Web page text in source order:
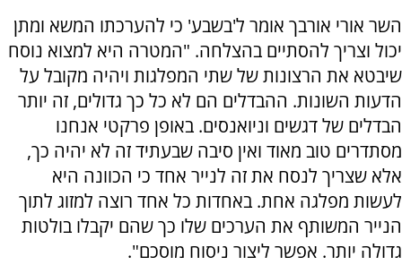
השר אורי אורבך אומר ל'בשבע' כי להערכתו המשא ומתן
יכול וצריך להסתיים בהצלחה. "המטרה היא למצוא נוסח
שיבטא את הרצונות של שתי המפלגות ויהיה מקובל על
הדעות השונות. ההבדלים הם לא כל כך גדולים, זה יותר
הבדלים של דגשים וניואנסים. באופן פרקטי אנחנו
מסתדרים טוב מאוד ואין סיבה שבעתיד זה לא יהיה כך,
אלא שצריך לנסח את זה לנייר אחד כי הכוונה היא
לעשות מפלגה אחת. באחדות כל אחד רוצה למזוג לתוך
הנייר המשותף את הערכים שלו כך שהם יקבלו בולטות
גדולה יותר. אפשר ליצור ניסוח מוסכם".